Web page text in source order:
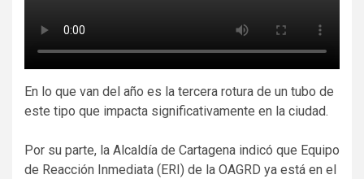
En lo que van del año es la tercera rotura de un tubo de
este tipo que impacta significativamente en la ciudad.
​Por su parte, la Alcaldía de Cartagena indicó que Equipo
de Reacción Inmediata (ERI) de la OAGRD ya está en el